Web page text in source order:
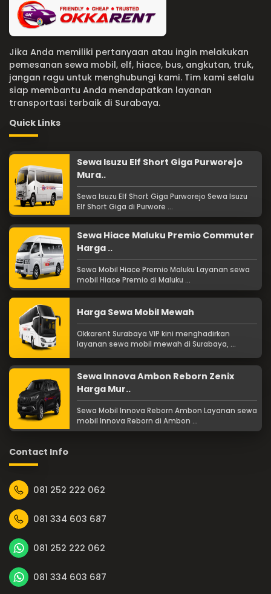
Jika Anda memiliki pertanyaan atau ingin melakukan
pemesanan sewa mobil, elf, hiace, bus, angkutan, truk,
jangan ragu untuk menghubungi kami. Tim kami selalu
siap membantu Anda mendapatkan layanan
transportasi terbaik di Surabaya.
Quick Links
Sewa Isuzu Elf Short Giga Purworejo
Mura..
Sewa Isuzu Elf Short Giga Purworejo Sewa Isuzu
Elf Short Giga di Purwore ...
Sewa Hiace Maluku Premio Commuter
Harga ..
Sewa Mobil Hiace Premio Maluku Layanan sewa
mobil Hiace Premio di Maluku ...
Harga Sewa Mobil Mewah
Okkarent Surabaya VIP kini menghadirkan
layanan sewa mobil mewah di Surabaya, ...
Sewa Innova Ambon Reborn Zenix
Harga Mur..
Sewa Mobil Innova Reborn Ambon Layanan sewa
mobil Innova Reborn di Ambon ...
Contact Info
081 252 222 062
081 334 603 687
081 252 222 062
081 334 603 687